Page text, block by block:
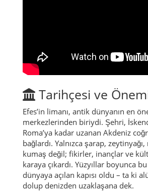
Tarihçesi ve
Efes’in limanı, antik dünyanın en
merkezlerinden biriydi. Şehri,
Roma’ya kadar uzanan Akdeniz
bağlardı. Yalnızca şarap,
kumaş değil; fikirler, inançlar ve
karaya çıkardı. Yüzyıllar boyunca
dünyaya açılan kapısı oldu – ta ki
dolup denizden uzaklaşana dek.